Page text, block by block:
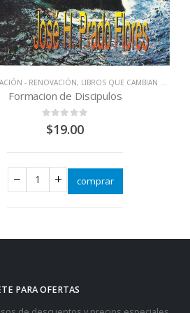
$22.00
READ MORE
PARA OFERTAS